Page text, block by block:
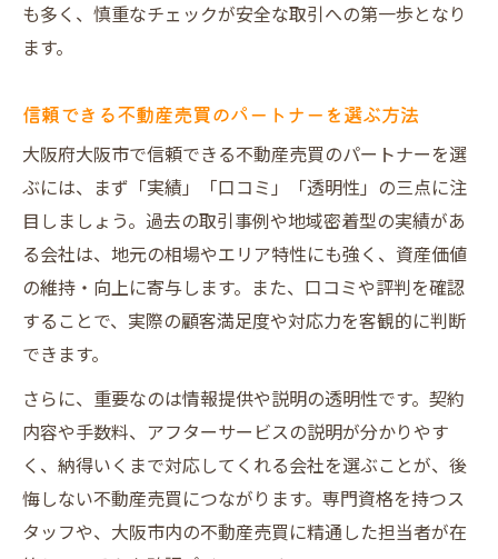
も多く、慎重なチェックが安全な取引への第一歩となり
ます。
信頼できる不動産売買のパートナーを選ぶ方法
大阪府大阪市で信頼できる不動産売買のパートナーを選
ぶには、まず「実績」「口コミ」「透明性」の三点に注
目しましょう。過去の取引事例や地域密着型の実績があ
る会社は、地元の相場やエリア特性にも強く、資産価値
の維持・向上に寄与します。また、口コミや評判を確認
することで、実際の顧客満足度や対応力を客観的に判断
できます。
さらに、重要なのは情報提供や説明の透明性です。契約
内容や手数料、アフターサービスの説明が分かりやす
く、納得いくまで対応してくれる会社を選ぶことが、後
悔しない不動産売買につながります。専門資格を持つス
タッフや、大阪市内の不動産売買に精通した担当者が在